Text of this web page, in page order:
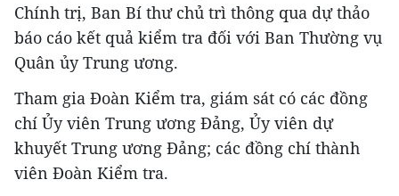
Chính trị, Ban Bí thư chủ trì thông qua dự thảo
báo cáo kết quả kiểm tra đối với Ban Thường vụ
Quân ủy Trung ương.
Tham gia Đoàn Kiểm tra, giám sát có các đồng
chí Ủy viên Trung ương Đảng, Ủy viên dự
khuyết Trung ương Đảng; các đồng chí thành
viên Đoàn Kiểm tra.